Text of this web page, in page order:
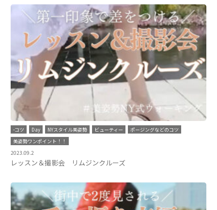
-コツ Day NYスタイル美姿勢 ビューティー
ポージングなどのコツ
美姿勢ワンポイント！！
2023.09.2
レッスン＆撮影会 リムジンクルーズ